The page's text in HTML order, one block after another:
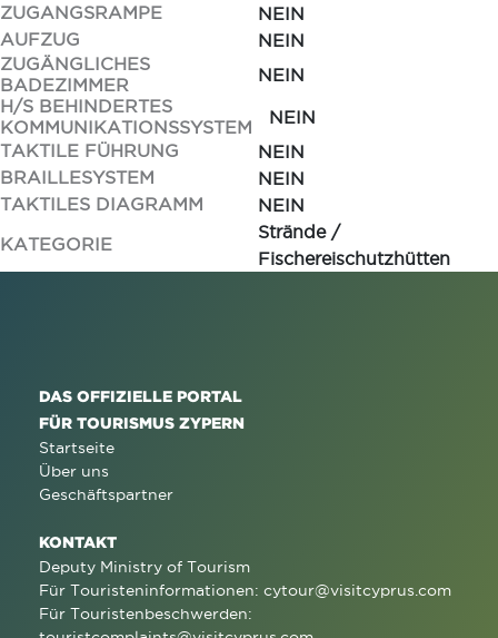
ZUGANGSRAMPE
NEIN
AUFZUG
NEIN
ZUGÄNGLICHES
BADEZIMMER
NEIN
H/S BEHINDERTES
KOMMUNIKATIONSSYSTEM
NEIN
TAKTILE FÜHRUNG
NEIN
BRAILLESYSTEM
NEIN
TAKTILES DIAGRAMM
NEIN
KATEGORIE
Strände /
Fischereischutzhütten
DAS OFFIZIELLE PORTAL
FÜR TOURISMUS ZYPERN
Startseite
Über uns
Geschäftspartner
KONTAKT
Deputy Ministry of Tourism
Für Touristeninformationen: cytour@visitcyprus.com
Für Touristenbeschwerden: